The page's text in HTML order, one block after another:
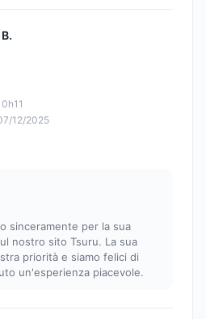
12/2025
sinceramente per la sua
nostro sito Tsuru. La sua
priorità e siamo felici di
un'esperienza piacevole.